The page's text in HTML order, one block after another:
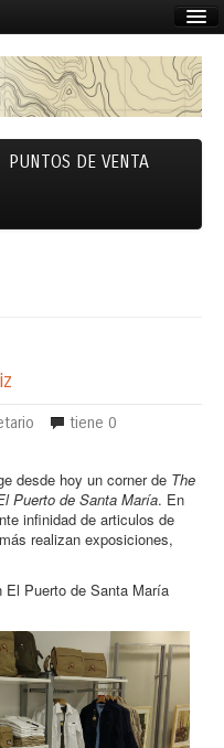
Carrito (0)
PUNTOS DE VENTA
tiene 0
desde hoy un corner de The
Puerto de Santa María. En
infinidad de articulos de
realizan exposiciones,
El Puerto de Santa María